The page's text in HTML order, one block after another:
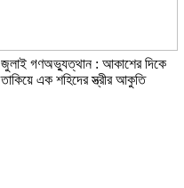
জুলাই গণঅভ্যুত্থান : আকাশের দিকে
তাকিয়ে এক শহিদের স্ত্রীর আকুতি